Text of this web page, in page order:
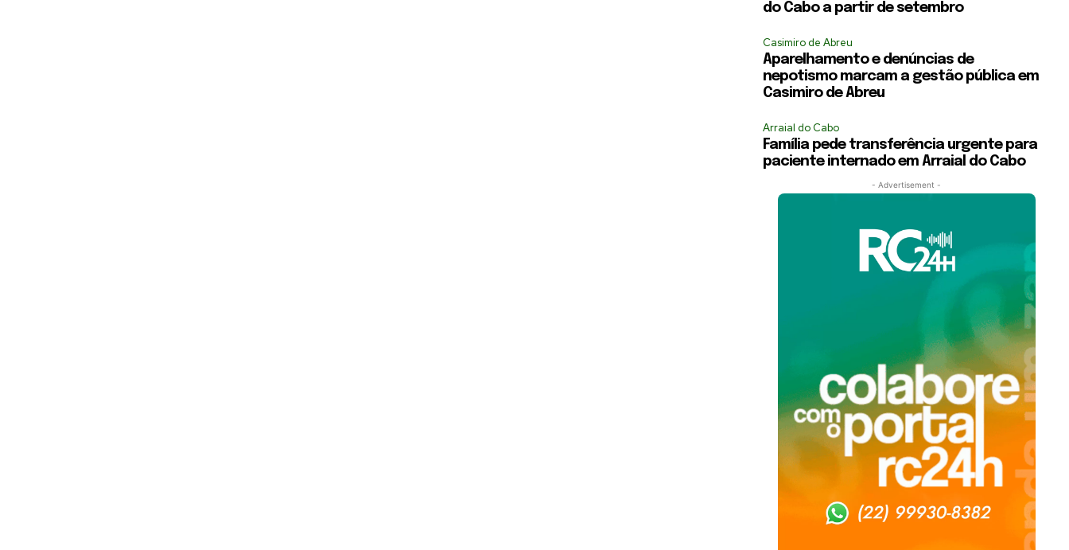
do Cabo a partir de setembro
Casimiro de Abreu
Aparelhamento e denúncias de
nepotismo marcam a gestão pública em
Casimiro de Abreu
Arraial do Cabo
Família pede transferência urgente para
paciente internado em Arraial do Cabo
- Advertisement -